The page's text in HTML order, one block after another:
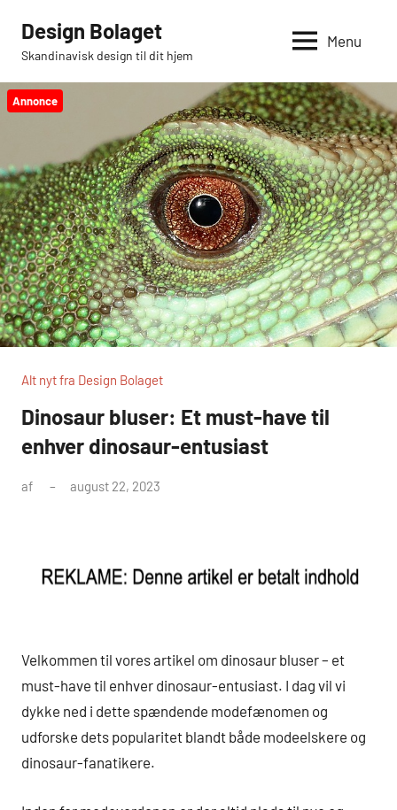
indhold
Design Bolaget
Skandinavisk design til dit hjem
Menu
Annonce
Alt nyt fra Design Bolaget
Dinosaur bluser: Et must-have til
enhver dinosaur-entusiast
af august 22, 2023
Velkommen til vores artikel om dinosaur bluser – et
must-have til enhver dinosaur-entusiast. I dag vil vi
dykke ned i dette spændende modefænomen og
udforske dets popularitet blandt både modeelskere og
dinosaur-fanatikere.